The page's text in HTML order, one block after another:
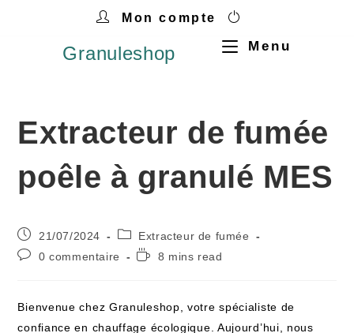
Mon compte
Granuleshop Menu
Extracteur de fumée
poêle à granulé MES
21/07/2024
Extracteur de fumée
0 commentaire
8 mins read
Bienvenue chez Granuleshop, votre spécialiste de
confiance en chauffage écologique. Aujourd’hui, nous